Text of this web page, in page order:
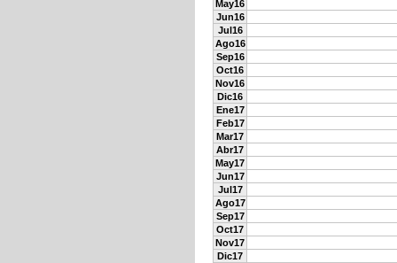
May16
Jun16
Jul16
Ago16
Sep16
Oct16
Nov16
Dic16
Ene17
Feb17
Mar17
Abr17
May17
Jun17
Jul17
Ago17
Sep17
Oct17
Nov17
Dic17